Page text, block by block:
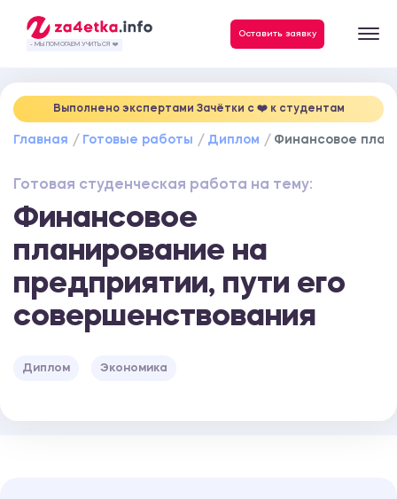
- МЫ ПОМОГАЕМ УЧИТЬСЯ ❤️
Оставить заявку
Выполнено экспертами Зачётки c ❤️ к студентам
Главная Готовые работы Диплом Финансовое
Готовая студенческая работа на тему:
Финансовое
планирование на
предприятии, пути его
совершенствования
Диплом Экономика